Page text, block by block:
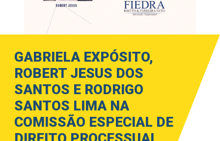
GABRIELA EXPÓSITO,
ROBERT JESUS DOS
SANTOS E RODRIGO
SANTOS LIMA NA
COMISSÃO ESPECIAL DE